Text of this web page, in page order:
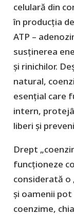
celulară din
în producția
ATP –
susținerea
și rinichilor.
natural,
esențial care
intern,
liberi și
Drept
funcționeze
considerată o
și oamenii
coenzime,